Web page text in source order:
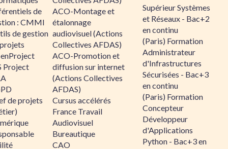
de
: CMMI
de gestion
Project
de projets
ACO-Montage et
étalonnage
audiovisuel (Actions
Collectives AFDAS)
ACO-Promotion et
diffusion sur internet
(Actions Collectives
AFDAS)
Cursus accélérés
France Travail
Audiovisuel
Bureautique
CAO
Supérieur Systèmes
et Réseaux - Bac+2
en continu
(Paris) Formation
Administrateur
d'Infrastructures
Sécurisées - Bac+3
en continu
(Paris) Formation
Concepteur
Développeur
d'Applications
Python - Bac+3 en